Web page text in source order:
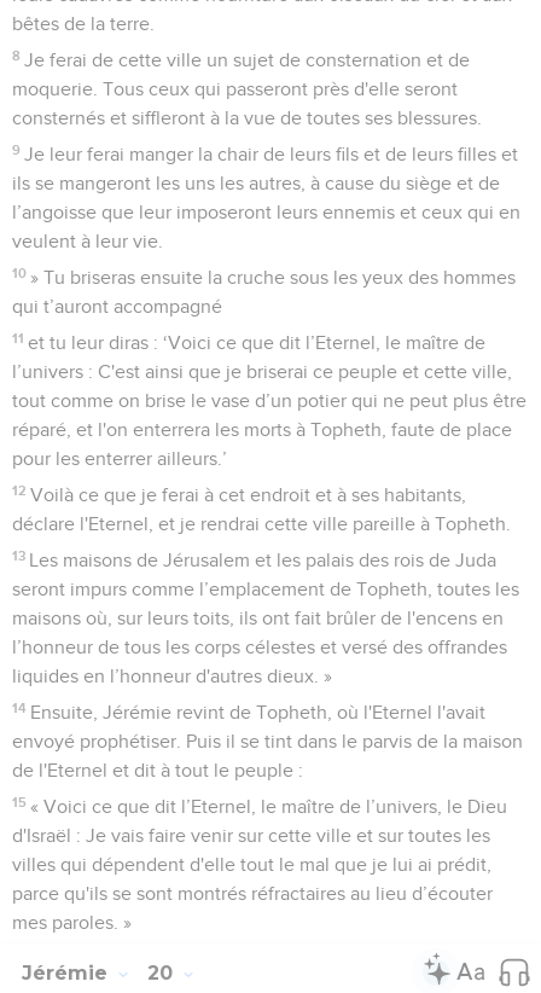
bêtes de la terre.
8 Je ferai de cette ville un sujet de consternation et de
moquerie. Tous ceux qui passeront près d'elle seront
consternés et siffleront à la vue de toutes ses blessures.
9 Je leur ferai manger la chair de leurs fils et de leurs filles et
ils se mangeront les uns les autres, à cause du siège et de
l’angoisse que leur imposeront leurs ennemis et ceux qui en
veulent à leur vie.
10 » Tu briseras ensuite la cruche sous les yeux des hommes
qui t’auront accompagné
11 et tu leur diras : ‘Voici ce que dit l’Eternel, le maître de
l’univers : C'est ainsi que je briserai ce peuple et cette ville,
tout comme on brise le vase d’un potier qui ne peut plus être
réparé, et l'on enterrera les morts à Topheth, faute de place
pour les enterrer ailleurs.’
12 Voilà ce que je ferai à cet endroit et à ses habitants,
déclare l'Eternel, et je rendrai cette ville pareille à Topheth.
13 Les maisons de Jérusalem et les palais des rois de Juda
seront impurs comme l’emplacement de Topheth, toutes les
maisons où, sur leurs toits, ils ont fait brûler de l'encens en
l’honneur de tous les corps célestes et versé des offrandes
liquides en l’honneur d'autres dieux. »
14 Ensuite, Jérémie revint de Topheth, où l'Eternel l'avait
envoyé prophétiser. Puis il se tint dans le parvis de la maison
de l'Eternel et dit à tout le peuple :
15 « Voici ce que dit l’Eternel, le maître de l’univers, le Dieu
d'Israël : Je vais faire venir sur cette ville et sur toutes les
villes qui dépendent d'elle tout le mal que je lui ai prédit,
parce qu'ils se sont montrés réfractaires au lieu d’écouter
mes paroles. »
Jérémie 20